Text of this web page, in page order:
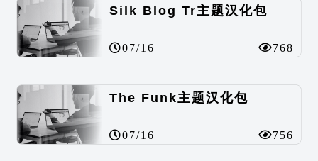
Silk Blog Tr主题汉化包
07/16 768
The Funk主题汉化包
07/16 756